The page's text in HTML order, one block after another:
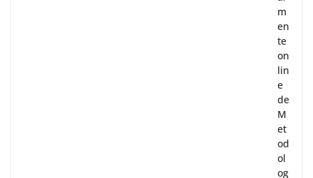
m
en
te
on
lin
e
de
M
et
od
ol
og